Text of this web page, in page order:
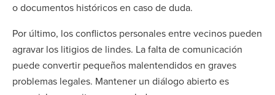
o documentos históricos en caso de duda.
Por último, los conflictos personales entre vecinos pueden
agravar los litigios de lindes. La falta de comunicación
puede convertir pequeños malentendidos en graves
problemas legales. Mantener un diálogo abierto es